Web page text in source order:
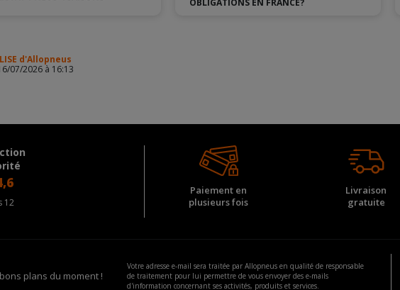
d'Allopneus
07/2026 à 16:13
12
Paiement en
plusieurs fois
Livraison
gratuite
plans du moment !
Votre adresse e-mail sera traitée par Allopneus en qualité de responsable
de traitement pour lui permettre de vous envoyer des e-mails
d'information concernant ses activités, produits et services.